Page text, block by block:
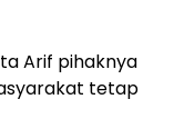
Arif pihaknya
tetap